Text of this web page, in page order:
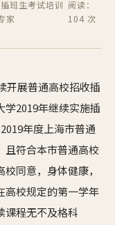
班生考试培训
家
阅读：
104 次
开展普通高校招收插
2019年继续实施插
年度上海市普通
且符合本市普通高校
同意，身体健康，
高校规定的第一学年
课程无不及格科